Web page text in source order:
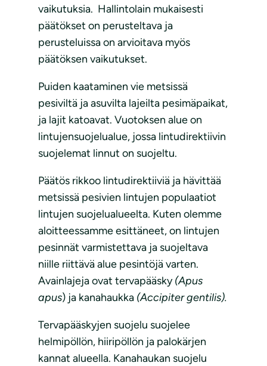
vaikutuksia. Hallintolain mukaisesti
päätökset on perusteltava ja
perusteluissa on arvioitava myös
päätöksen vaikutukset.
Puiden kaataminen vie metsissä
pesiviltä ja asuvilta lajeilta pesimäpaikat,
ja lajit katoavat. Vuotoksen alue on
lintujensuojelualue, jossa lintudirektiivin
suojelemat linnut on suojeltu.
Päätös rikkoo lintudirektiiviä ja hävittää
metsissä pesivien lintujen populaatiot
lintujen suojelualueelta. Kuten olemme
aloitteessamme esittäneet, on lintujen
pesinnät varmistettava ja suojeltava
niille riittävä alue pesintöjä varten.
Avainlajeja ovat tervapääsky(Apus
apus) ja kanahaukka (Accipiter gentilis).
Tervapääskyjen suojelu suojelee
helmipöllön, hiiripöllön ja palokärjen
kannat alueella. Kanahaukan suojelu